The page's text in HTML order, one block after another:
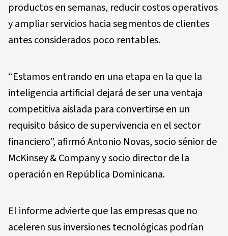
productos en semanas, reducir costos operativos
y ampliar servicios hacia segmentos de clientes
antes considerados poco rentables.
“Estamos entrando en una etapa en la que la
inteligencia artificial dejará de ser una ventaja
competitiva aislada para convertirse en un
requisito básico de supervivencia en el sector
financiero”, afirmó Antonio Novas, socio sénior de
McKinsey & Company y socio director de la
operación en República Dominicana.
El informe advierte que las empresas que no
aceleren sus inversiones tecnológicas podrían